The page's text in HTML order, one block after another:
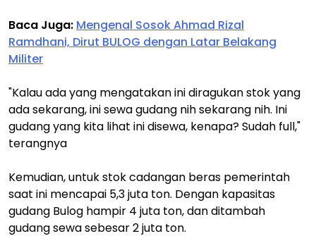
Baca Juga: Mengenal Sosok Ahmad Rizal
Ramdhani, Dirut BULOG dengan Latar Belakang
Militer
"Kalau ada yang mengatakan ini diragukan stok yang
ada sekarang, ini sewa gudang nih sekarang nih. Ini
gudang yang kita lihat ini disewa, kenapa? Sudah full,"
terangnya
Kemudian, untuk stok cadangan beras pemerintah
saat ini mencapai 5,3 juta ton. Dengan kapasitas
gudang Bulog hampir 4 juta ton, dan ditambah
gudang sewa sebesar 2 juta ton.